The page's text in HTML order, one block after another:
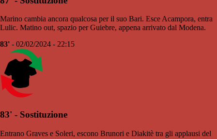
Marino cambia ancora qualcosa per il suo Bari. Esce Acampora, entra
Lulic. Matino out, spazio per Guiebre, appena arrivato dal Modena.
83' - 02/02/2024 - 22:15
83' - Sostituzione
Entrano Graves e Soleri, escono Brunori e Diakitè tra gli applausi del